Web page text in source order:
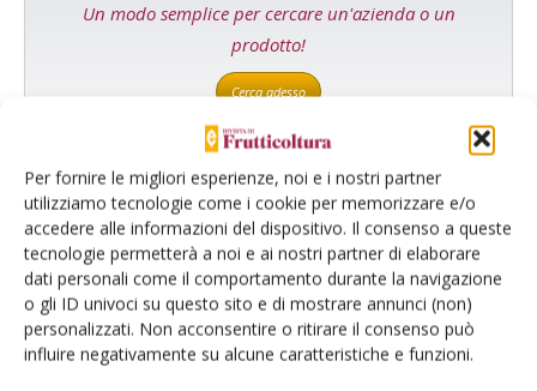
Per fornire le migliori esperienze, noi e i nostri partner
utilizziamo tecnologie come i cookie per memorizzare e/o
accedere alle informazioni del dispositivo. Il consenso a queste
tecnologie permetterà a noi e ai nostri partner di elaborare
dati personali come il comportamento durante la navigazione
o gli ID univoci su questo sito e di mostrare annunci (non)
personalizzati. Non acconsentire o ritirare il consenso può
influire negativamente su alcune caratteristiche e funzioni.
Un modo semplice per cercare un'azienda o un
prodotto!
Cerca adesso
L'Esperto risponde
I consigli di Terra e Vita agli agricoltori
Cerca adesso